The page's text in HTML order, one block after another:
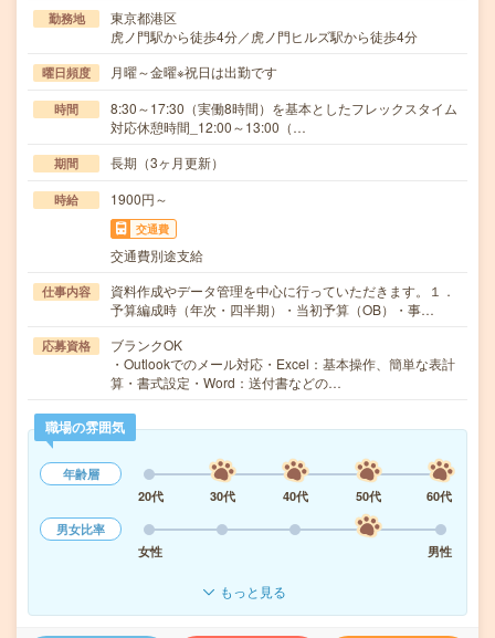
勤務地
東京都港区
虎ノ門駅から徒歩4分／虎ノ門ヒルズ駅から徒歩4分
曜日頻度 月曜～金曜※祝日は出勤です
時間
8:30～17:30（実働8時間）を基本としたフレックスタイム
対応休憩時間_12:00～13:00（…
期間 長期（3ヶ月更新）
時給 1900円～
交通費
交通費別途支給
仕事内容
資料作成やデータ管理を中心に行っていただきます。１．
予算編成時（年次・四半期）・当初予算（OB）・事…
応募資格
ブランクOK
・Outlookでのメール対応・Excel：基本操作、簡単な表計
算・書式設定・Word：送付書などの…
職場の雰囲気
年齢層
20代
30代 40代 50代
60代
男女比率
女性
男性
もっと見る